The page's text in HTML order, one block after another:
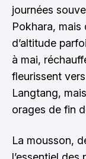
journées
Pokhara,
d’altitude
à mai,
fleurissent
Langtang,
orages de fin
La mousson,